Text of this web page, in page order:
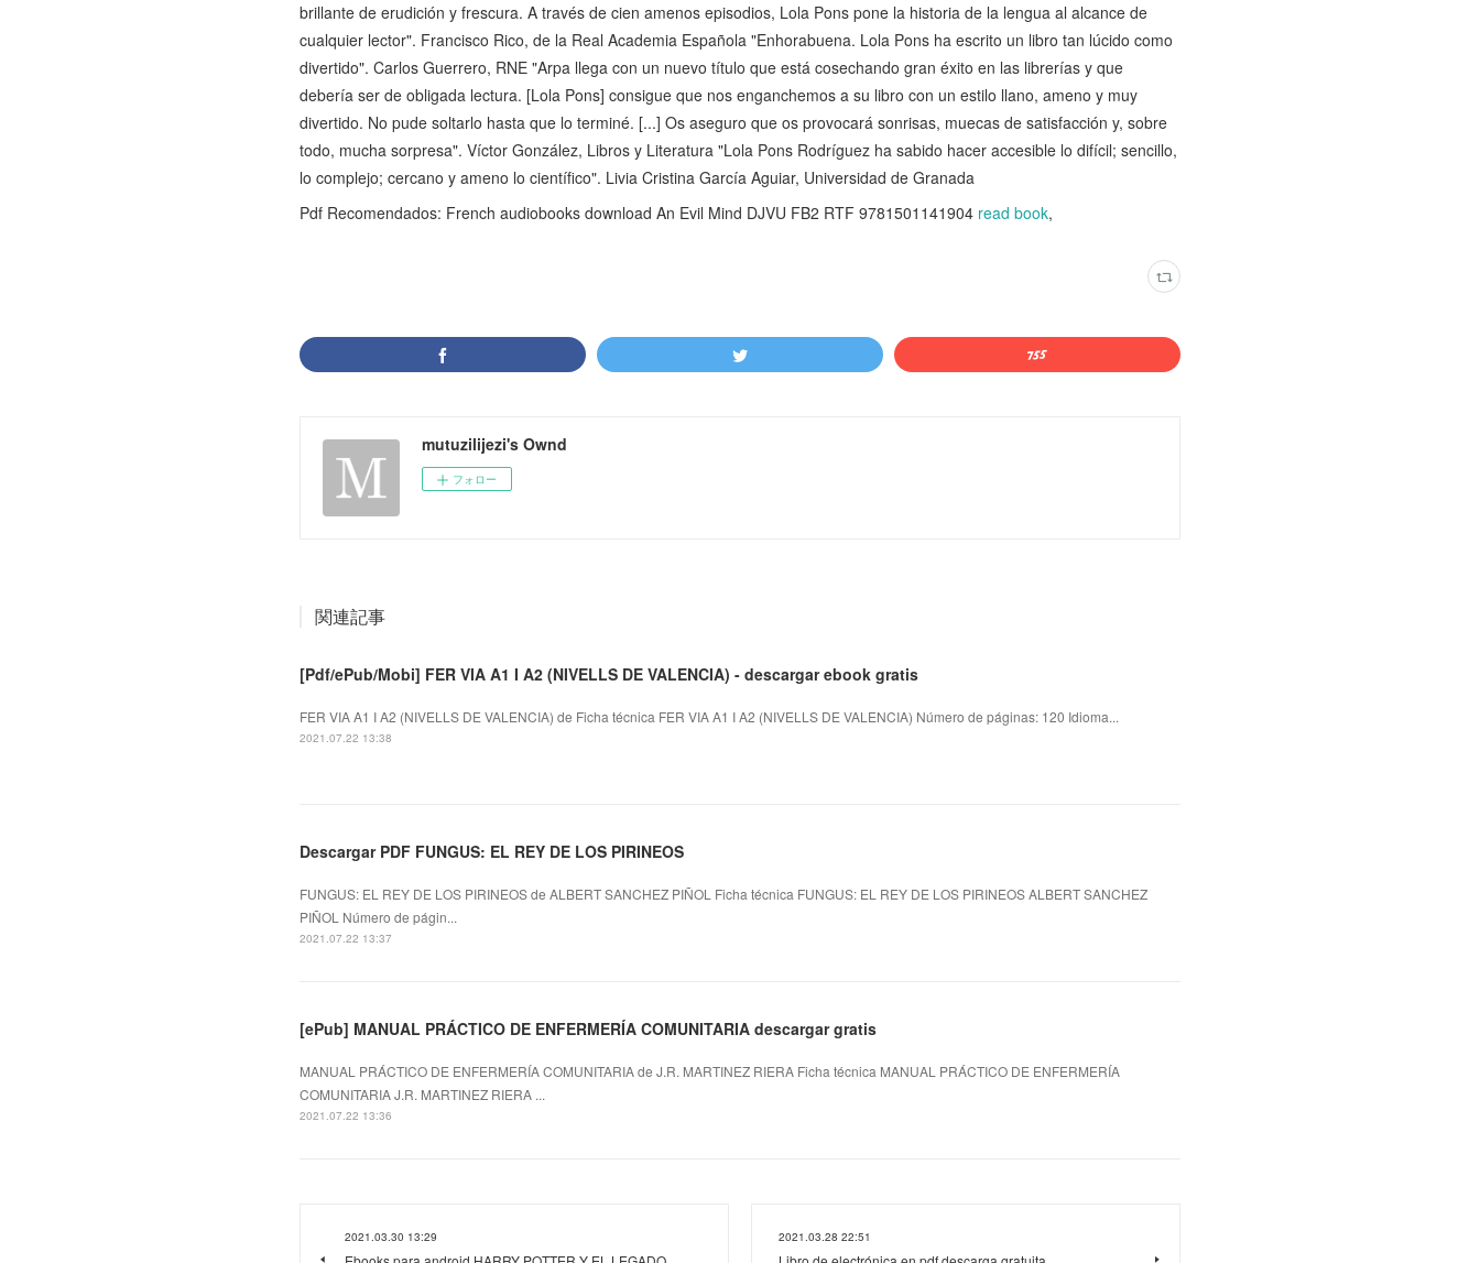
brillante de erudición y frescura. A través de cien amenos episodios, Lola Pons pone la historia de la lengua al alcance de
cualquier lector". Francisco Rico, de la Real Academia Española "Enhorabuena. Lola Pons ha escrito un libro tan lúcido como
divertido". Carlos Guerrero, RNE "Arpa llega con un nuevo título que está cosechando gran éxito en las librerías y que
debería ser de obligada lectura. [Lola Pons] consigue que nos enganchemos a su libro con un estilo llano, ameno y muy
divertido. No pude soltarlo hasta que lo terminé. [...] Os aseguro que os provocará sonrisas, muecas de satisfacción y, sobre
todo, mucha sorpresa". Víctor González, Libros y Literatura "Lola Pons Rodríguez ha sabido hacer accesible lo difícil; sencillo,
lo complejo; cercano y ameno lo científico". Livia Cristina García Aguiar, Universidad de Granada
Pdf Recomendados: French audiobooks download An Evil Mind DJVU FB2 RTF 9781501141904 read book,
mutuzilijezi's Ownd
フォロー
関連記事
[Pdf/ePub/Mobi] FER VIA A1 I A2 (NIVELLS DE VALENCIA) - descargar ebook gratis
FER VIA A1 I A2 (NIVELLS DE VALENCIA) de Ficha técnica FER VIA A1 I A2 (NIVELLS DE VALENCIA) Número de páginas: 120 Idioma...
2021.07.22 13:38
Descargar PDF FUNGUS: EL REY DE LOS PIRINEOS
FUNGUS: EL REY DE LOS PIRINEOS de ALBERT SANCHEZ PIÑOL Ficha técnica FUNGUS: EL REY DE LOS PIRINEOS ALBERT SANCHEZ
PIÑOL Número de págin...
2021.07.22 13:37
[ePub] MANUAL PRÁCTICO DE ENFERMERÍA COMUNITARIA descargar gratis
MANUAL PRÁCTICO DE ENFERMERÍA COMUNITARIA de J.R. MARTINEZ RIERA Ficha técnica MANUAL PRÁCTICO DE ENFERMERÍA
COMUNITARIA J.R. MARTINEZ RIERA ...
2021.07.22 13:36
2021.03.30 13:29 2021.03.28 22:51